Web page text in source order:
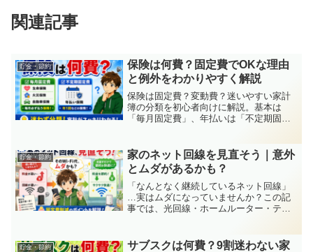
関連記事
貯金・節約
保険は何費？固定費でOKな理由
と例外をわかりやすく解説
保険は固定費？変動費？迷いやすい家計
簿の分類を初心者向けに解説。基本は
「毎月固定費」、年払いは「不定期固定
貯金・節約
家のネット回線を見直そう｜意外
とムダがあるかも？
「なんとなく継続しているネット回線」
…実はムダになっていませんか？この記
事では、光回線・ホームルーター・テザ
します。
貯金・節約
サブスクは何費？9割迷わない家